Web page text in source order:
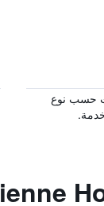
حسب نوع